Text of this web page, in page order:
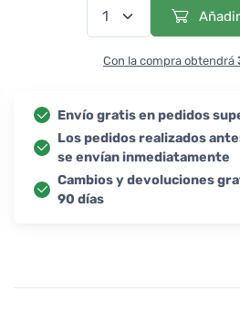
Con la compra obtendrá
Envío gratis en pedidos
Los pedidos realizados
se envían inmediatamente
Cambios y devoluciones
90 días